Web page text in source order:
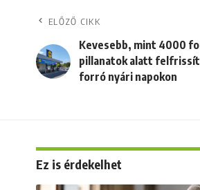
ELŐZŐ CIKK
Kevesebb, mint 4000
pillanatok alatt felfrissít
forró nyári napokon
Ez is érdekelhet